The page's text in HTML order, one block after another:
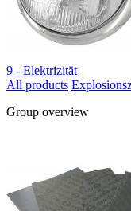
9 - Elektrizität
All products
Group overview